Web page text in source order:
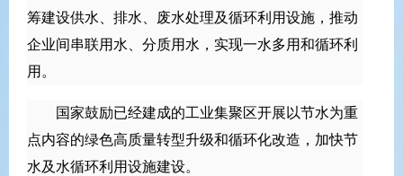
筹建设供水、排水、废水处理及循环利用设施，推动
企业间串联用水、分质用水，实现一水多用和循环利
用。
国家鼓励已经建成的工业集聚区开展以节水为重
点内容的绿色高质量转型升级和循环化改造，加快节
水及水循环利用设施建设。